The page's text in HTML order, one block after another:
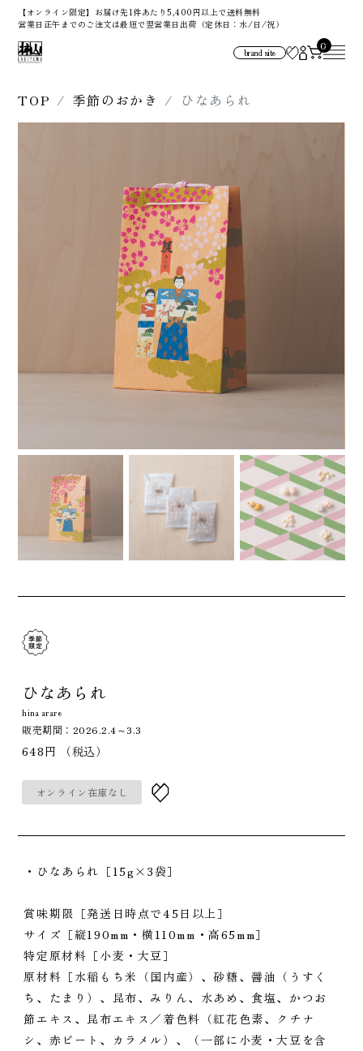
【オンライン限定】お届け先1件あたり5,400円以上で送料無料
営業日正午までのご注文は最短で翌営業日出荷（定休日：水/日/祝）
brand site 0
TOP 季節のおかき ひなあられ
ひなあられ
hina arare
販売期間：2026.2.4～3.3
648円 （税込）
オンライン在庫なし
・ひなあられ［15g×3袋］
賞味期限［発送日時点で45日以上］
サイズ［縦190mm・横110mm・高65mm］
特定原材料［小麦・大豆］
原材料［水稲もち米（国内産）、砂糖、醤油（うすく
ち、たまり）、昆布、みりん、水あめ、食塩、かつお
節エキス、昆布エキス／着色料（紅花色素、クチナ
シ、赤ビート、カラメル）、（一部に小麦・大豆を含